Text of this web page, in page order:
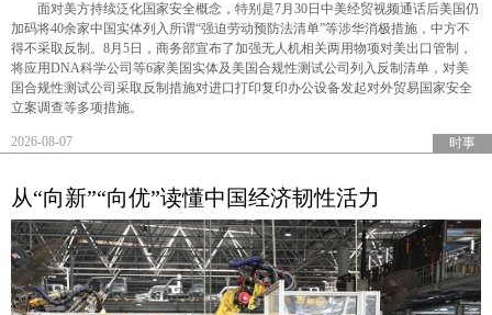
面对美方持续泛化国家安全概念，特别是7月30日中美经贸视频通话后美国仍
加码将40余家中国实体列入所谓“强迫劳动预防法清单”等涉华消极措施，中方不
得不采取反制。8月5日，商务部宣布了加强无人机相关两用物项对美出口管制，
将应用DNA科学公司等6家美国实体及美国合规性测试公司列入反制清单，对美
国合规性测试公司采取反制措施对进口打印复印办公设备发起对外贸易国家安全
立案调查等多项措施。
2026-08-07 时事
从“向新”“向优”读懂中国经济韧性活力